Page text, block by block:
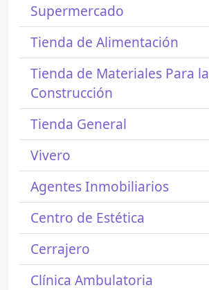
Supermercado
Tienda de Alimentación
Tienda de Materiales Para la
Construcción
Tienda General
Vivero
Agentes Inmobiliarios
Centro de Estética
Cerrajero
Clínica Ambulatoria